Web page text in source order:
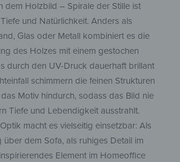
dem Holzbild – Spirale der Stille ist
und Natürlichkeit. Anders als
Glas oder Metall kombiniert es die
des Holzes mit einem gestochen
durch den UV-Druck dauerhaft brillant
schimmern die feinen Strukturen
Motiv hindurch, sodass das Bild nie
Tiefe und Lebendigkeit ausstrahlt.
macht es vielseitig einsetzbar: Als
über dem Sofa, als ruhiges Detail im
Element im Homeoffice